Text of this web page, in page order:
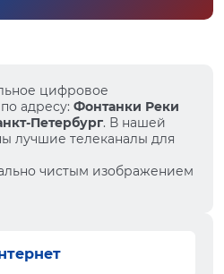
цифровое
адресу: Фонтанки Реки
Петербург. В нашей
лучшие телеканалы для
чистым изображением